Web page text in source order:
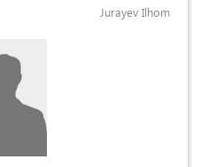
Jurayev Ilhom